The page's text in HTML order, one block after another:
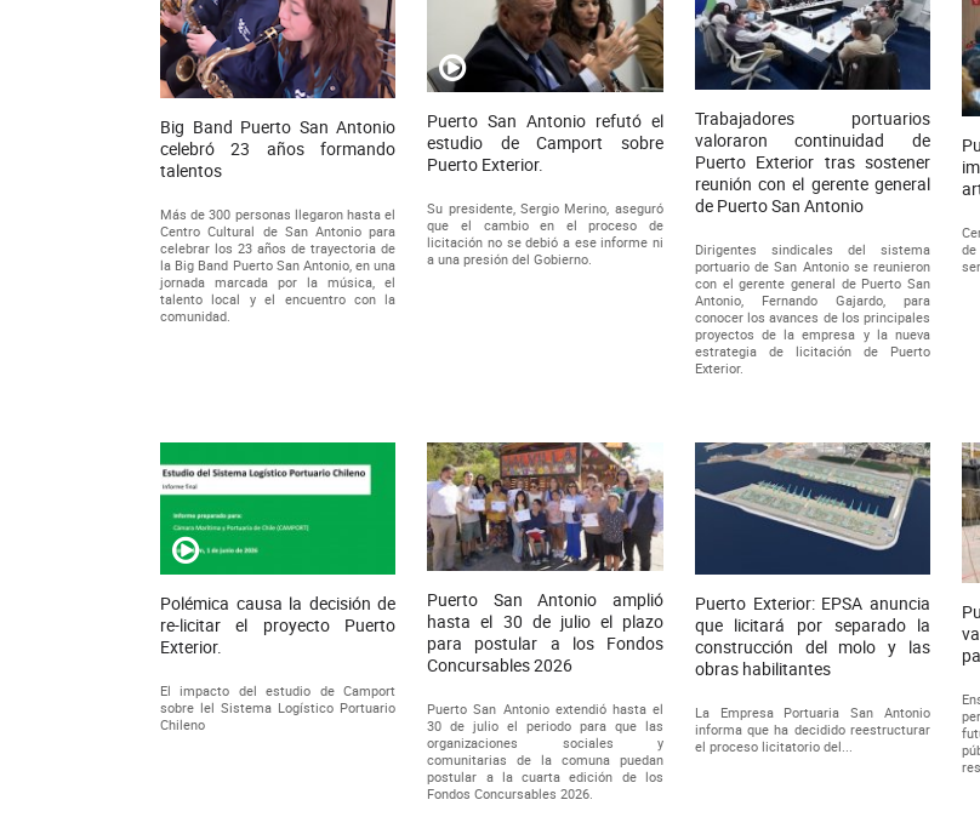
Big Band Puerto San Antonio
celebró 23 años formando
talentos
Más de 300 personas llegaron hasta el
Centro Cultural de San Antonio para
celebrar los 23 años de trayectoria de
la Big Band Puerto San Antonio, en una
jornada marcada por la música, el
talento local y el encuentro con la
comunidad.
Puerto San Antonio refutó el
estudio de Camport sobre
Puerto Exterior.
Su presidente, Sergio Merino, aseguró
que el cambio en el proceso de
licitación no se debió a ese informe ni
a una presión del Gobierno.
Trabajadores portuarios
valoraron continuidad de
Puerto Exterior tras sostener
reunión con el gerente general
de Puerto San Antonio
Dirigentes sindicales del sistema
portuario de San Antonio se reunieron
con el gerente general de Puerto San
Antonio, Fernando Gajardo, para
conocer los avances de los principales
proyectos de la empresa y la nueva
estrategia de licitación de Puerto
Exterior.
Polémica causa la decisión de
re-licitar el proyecto Puerto
Exterior.
El impacto del estudio de Camport
sobre lel Sistema Logístico Portuario
Chileno
Puerto San Antonio amplió
hasta el 30 de julio el plazo
para postular a los Fondos
Concursables 2026
Puerto San Antonio extendió hasta el
30 de julio el periodo para que las
organizaciones sociales y
comunitarias de la comuna puedan
postular a la cuarta edición de los
Fondos Concursables 2026.
Puerto Exterior: EPSA anuncia
que licitará por separado la
construcción del molo y las
obras habilitantes
La Empresa Portuaria San Antonio
informa que ha decidido reestructurar
el proceso licitatorio del...